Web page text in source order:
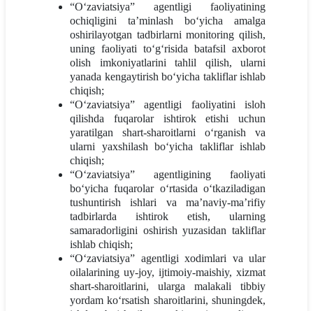
“O‘zaviatsiya” agentligi faoliyatining
ochiqligini ta’minlash bo‘yicha amalga
oshirilayotgan tadbirlarni monitoring qilish,
uning faoliyati to‘g‘risida batafsil axborot
olish imkoniyatlarini tahlil qilish, ularni
yanada kengaytirish bo‘yicha takliflar ishlab
chiqish;
“O‘zaviatsiya” agentligi faoliyatini isloh
qilishda fuqarolar ishtirok etishi uchun
yaratilgan shart-sharoitlarni o‘rganish va
ularni yaxshilash bo‘yicha takliflar ishlab
chiqish;
“O‘zaviatsiya” agentligining faoliyati
bo‘yicha fuqarolar o‘rtasida o‘tkaziladigan
tushuntirish ishlari va ma’naviy-ma’rifiy
tadbirlarda ishtirok etish, ularning
samaradorligini oshirish yuzasidan takliflar
ishlab chiqish;
“O‘zaviatsiya” agentligi xodimlari va ular
oilalarining uy-joy, ijtimoiy-maishiy, xizmat
shart-sharoitlarini, ularga malakali tibbiy
yordam ko‘rsatish sharoitlarini, shuningdek,